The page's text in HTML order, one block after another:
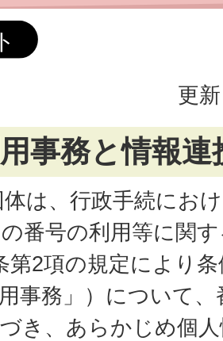
更
事務と情報連
は、行政手続にお
番号の利用等に関
第2項の規定により
事務」）について
き、あらかじめ個